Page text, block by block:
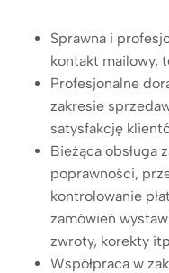
Sprawna i
kontakt mailowy,
Profesjonalne
zakresie
satysfakcję
Bieżąca obsługa
poprawności,
kontrolowanie
zamówień
zwroty, korekty
Współpraca w